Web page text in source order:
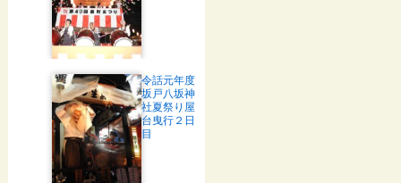
令話元年度
坂戸八坂神
社夏祭り屋
台曳行２日
目